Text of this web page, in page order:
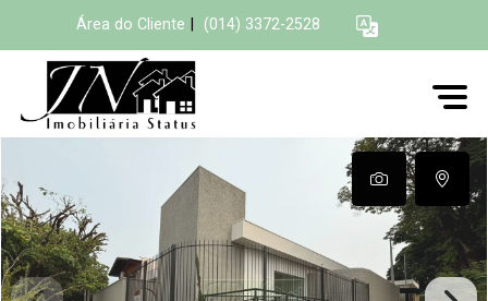
Área do Cliente (014) 3372-2528